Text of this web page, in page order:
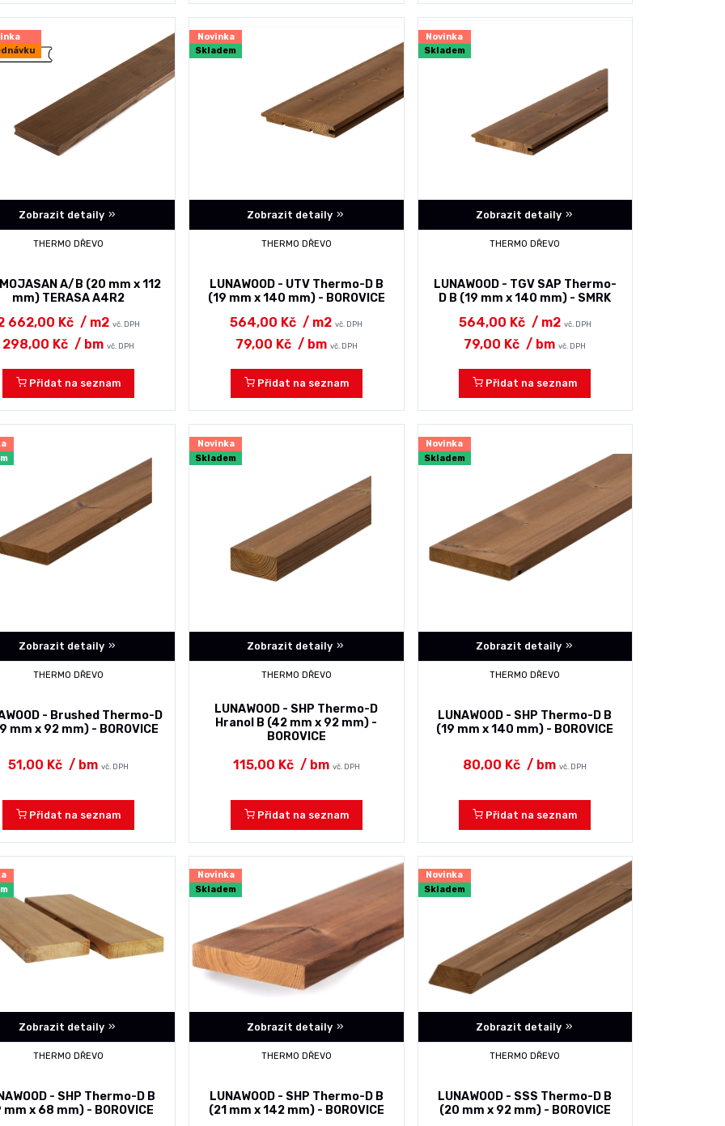
Zobrazit detaily
THERMO DŘEVO
A/B (20 mm x 112
mm) TERASA A4R2
662,00 Kč / m2 vč. DPH
298,00 Kč / bm vč. DPH
Přidat na seznam
Novinka
Skladem
Zobrazit detaily
THERMO DŘEVO
LUNAWOOD - UTV Thermo-D B
(19 mm x 140 mm) - BOROVICE
564,00 Kč / m2 vč. DPH
79,00 Kč / bm vč. DPH
Přidat na seznam
Novinka
Skladem
Zobrazit detaily
THERMO DŘEVO
LUNAWOOD - TGV SAP Thermo-
D B (19 mm x 140 mm) - SMRK
564,00 Kč / m2 vč. DPH
79,00 Kč / bm vč. DPH
Přidat na seznam
Zobrazit detaily
THERMO DŘEVO
- Brushed Thermo-D
mm x 92 mm) - BOROVICE
51,00 Kč / bm vč. DPH
Přidat na seznam
Novinka
Skladem
Zobrazit detaily
THERMO DŘEVO
LUNAWOOD - SHP Thermo-D
Hranol B (42 mm x 92 mm) -
BOROVICE
115,00 Kč / bm vč. DPH
Přidat na seznam
Novinka
Skladem
Zobrazit detaily
THERMO DŘEVO
LUNAWOOD - SHP Thermo-D B
(19 mm x 140 mm) - BOROVICE
80,00 Kč / bm vč. DPH
Přidat na seznam
Zobrazit detaily
THERMO DŘEVO
- SHP Thermo-D B
mm x 68 mm) - BOROVICE
Novinka
Skladem
Zobrazit detaily
THERMO DŘEVO
LUNAWOOD - SHP Thermo-D B
(21 mm x 142 mm) - BOROVICE
Novinka
Skladem
Zobrazit detaily
THERMO DŘEVO
LUNAWOOD - SSS Thermo-D B
(20 mm x 92 mm) - BOROVICE